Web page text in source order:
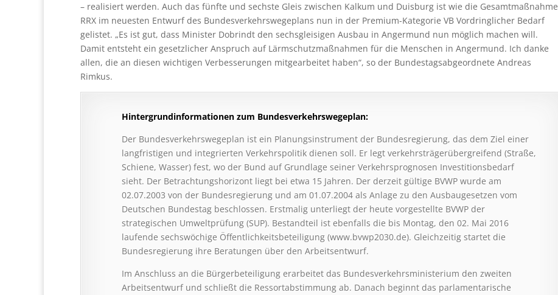
– realisiert werden. Auch das fünfte und sechste Gleis zwischen Kalkum und Duisburg ist wie die Gesamtmaßnahme
RRX im neuesten Entwurf des Bundesverkehrswegeplans nun in der Premium-Kategorie VB Vordringlicher Bedarf
gelistet. „Es ist gut, dass Minister Dobrindt den sechsgleisigen Ausbau in Angermund nun möglich machen will.
Damit entsteht ein gesetzlicher Anspruch auf Lärmschutzmaßnahmen für die Menschen in Angermund. Ich danke
allen, die an diesen wichtigen Verbesserungen mitgearbeitet haben“, so der Bundestagsabgeordnete Andreas
Rimkus.
Hintergrundinformationen zum Bundesverkehrswegeplan:
Der Bundesverkehrswegeplan ist ein Planungsinstrument der Bundesregierung, das dem Ziel einer
langfristigen und integrierten Verkehrspolitik dienen soll. Er legt verkehrsträgerübergreifend (Straße,
Schiene, Wasser) fest, wo der Bund auf Grundlage seiner Verkehrsprognosen Investitionsbedarf
sieht. Der Betrachtungshorizont liegt bei etwa 15 Jahren. Der derzeit gültige BVWP wurde am
02.07.2003 von der Bundesregierung und am 01.07.2004 als Anlage zu den Ausbaugesetzen vom
Deutschen Bundestag beschlossen. Erstmalig unterliegt der heute vorgestellte BVWP der
strategischen Umweltprüfung (SUP). Bestandteil ist ebenfalls die bis Montag, den 02. Mai 2016
laufende sechswöchige Öffentlichkeitsbeteiligung (www.bvwp2030.de). Gleichzeitig startet die
Bundesregierung ihre Beratungen über den Arbeitsentwurf.
Im Anschluss an die Bürgerbeteiligung erarbeitet das Bundesverkehrsministerium den zweiten
Arbeitsentwurf und schließt die Ressortabstimmung ab. Danach beginnt das parlamentarische